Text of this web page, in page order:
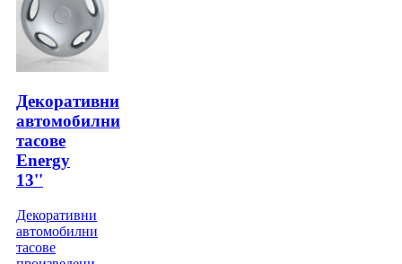
Декоративни
автомобилни
тасове
Energy
13''
Декоративни
автомобилни
тасове